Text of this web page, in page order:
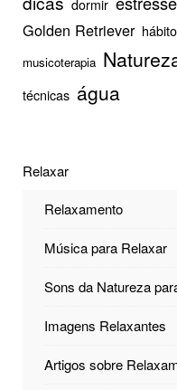
dormir
Golden Retriever
musicoterapia
técnicas água
Relaxar
Relaxamento
Música para Relaxar
Sons da Natureza
Imagens Relaxantes
Artigos sobre